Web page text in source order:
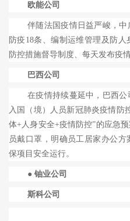
欧能公司
伴随法国疫情日益严峻，
防疫 18条、编制运维管理及防人
防控措施督导制度、每天发布疫
巴西公司
在疫情持续蔓延中，巴西
入国（境）人员新冠肺炎疫情防
体+人身安全+疫情防控”的应急
员戴口罩，明确员工居家办公
保项目安全运行。
● 铀业公司
斯科公司